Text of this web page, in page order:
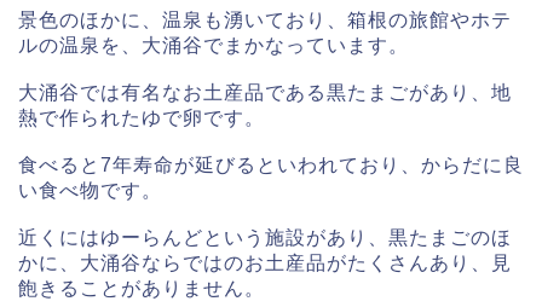
景色のほかに、温泉も湧いており、箱根の旅館やホテ
ルの温泉を、大涌谷でまかなっています。
大涌谷では有名なお土産品である黒たまごがあり、地
熱で作られたゆで卵です。
食べると7年寿命が延びるといわれており、からだに良
い食べ物です。
近くにはゆーらんどという施設があり、黒たまごのほ
かに、大涌谷ならではのお土産品がたくさんあり、見
飽きることがありません。